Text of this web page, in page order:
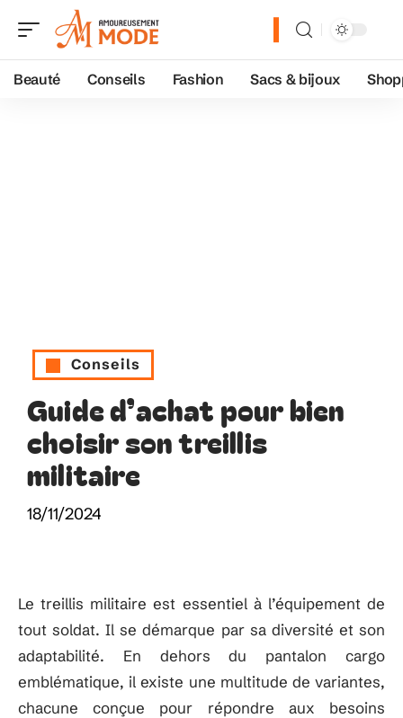
Beauté Conseils Fashion Sacs & bijoux
Conseils
Guide d’achat pour bien
choisir son treillis
militaire
18/11/2024
Le treillis militaire est essentiel à l’équipement de
tout soldat. Il se démarque par sa diversité et son
adaptabilité. En dehors du pantalon cargo
emblématique, il existe une multitude de variantes,
chacune conçue pour répondre aux besoins